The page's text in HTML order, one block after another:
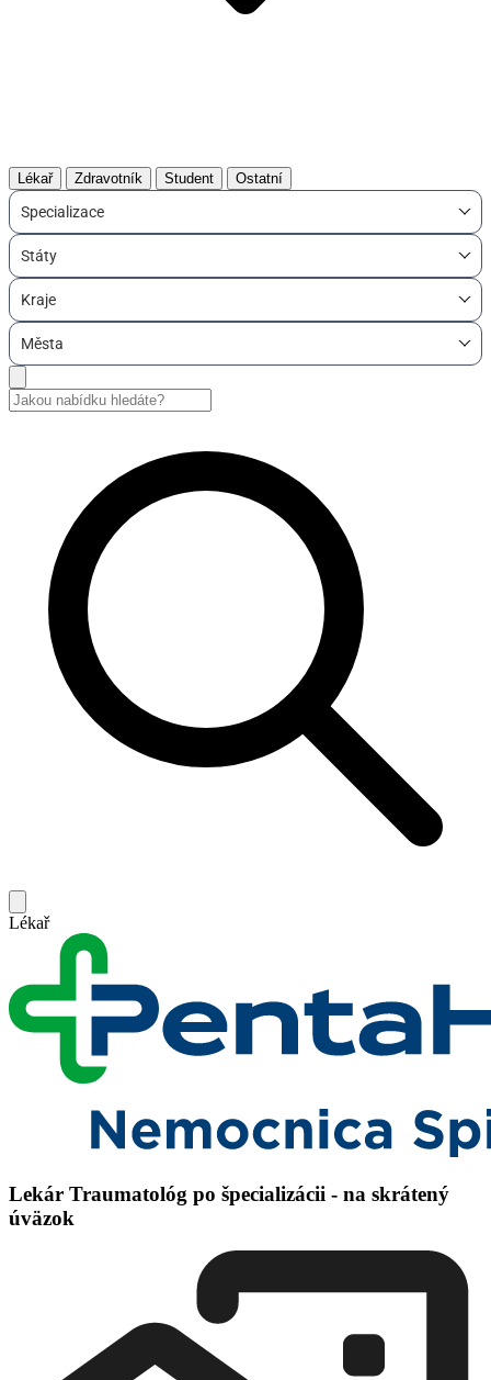
Lékař Zdravotník Student Ostatní
Specializace
Státy
Kraje
Města
Lékař
Lekár Traumatológ po špecializácii - na skrátený
úväzok